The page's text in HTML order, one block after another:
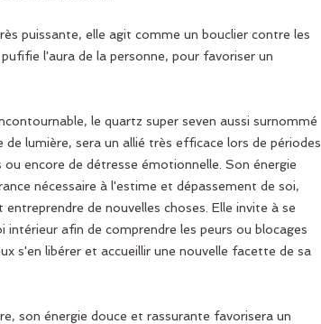
puissante, elle agit comme un bouclier contre les
l'aura de la personne, pour favoriser un
le quartz super seven aussi surnommé
de lumière, sera un allié très efficace lors de périodes
ou encore de détresse émotionnelle. Son énergie
nécessaire à l'estime et dépassement de soi,
de nouvelles choses. Elle invite à se
intérieur afin de comprendre les peurs ou blocages
s'en libérer et accueillir une nouvelle facette de sa
son énergie douce et rassurante favorisera un